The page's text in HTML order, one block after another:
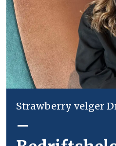
Strawberry velger
–